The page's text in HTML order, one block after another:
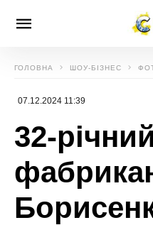
ГОЛОВНА ШОУ-БІЗНЕС
07.12.2024 11:39
32-